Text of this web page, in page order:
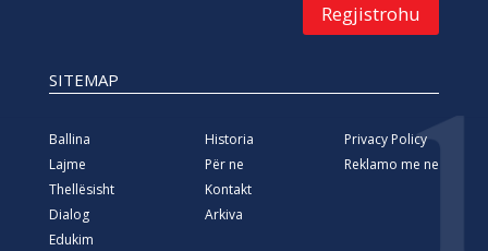
Regjistrohu
SITEMAP
Ballina
Lajme
Thellësisht
Dialog
Edukim
Historia
Për ne
Kontakt
Arkiva
Privacy Policy
Reklamo me ne